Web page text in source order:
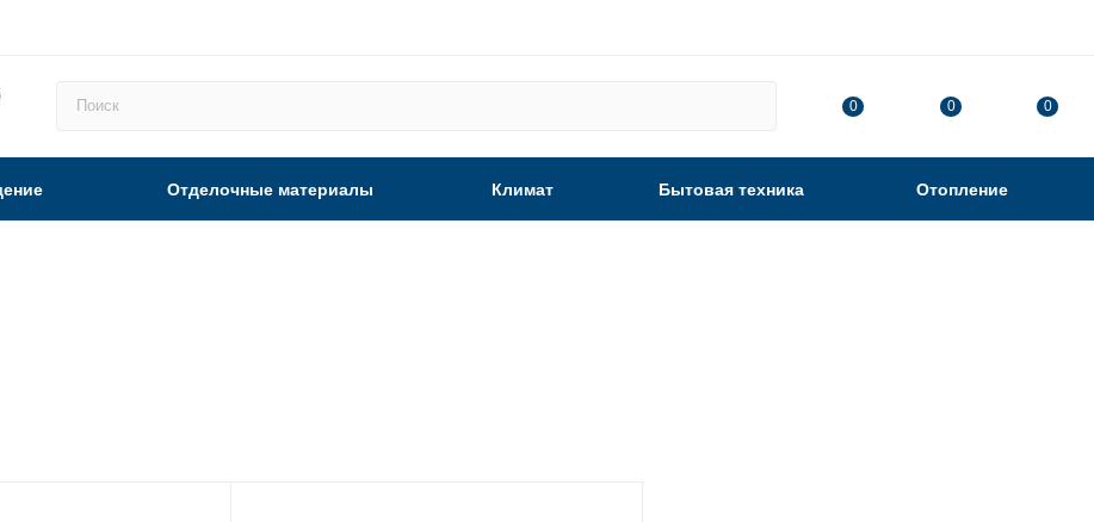
0 0 0
Отделочные материалы Климат Бытовая техника Отопление